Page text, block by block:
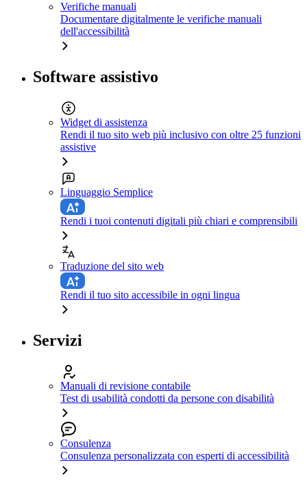
Verifiche manuali
Documentare digitalmente le verifiche manuali
dell'accessibilità
Software assistivo
Widget di assistenza
Rendi il tuo sito web più inclusivo con oltre 25 funzioni
assistive
Linguaggio Semplice
Rendi i tuoi contenuti digitali più chiari e comprensibili
Traduzione del sito web
Rendi il tuo sito accessibile in ogni lingua
Servizi
Manuali di revisione contabile
Test di usabilità condotti da persone con disabilità
Consulenza
Consulenza personalizzata con esperti di accessibilità